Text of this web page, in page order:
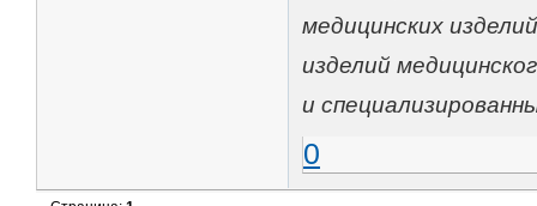
медицинских
изделий
и
0